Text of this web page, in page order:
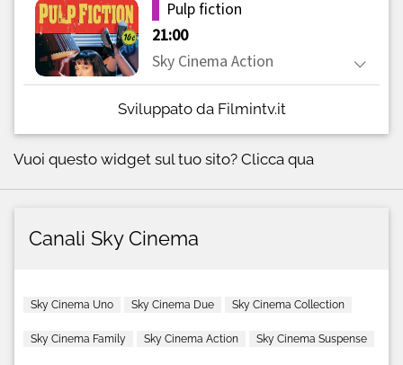
Sviluppato da Filmintv.it
Vuoi questo widget sul tuo sito? Clicca qua
Canali Sky Cinema
Sky Cinema Uno Sky Cinema Due Sky Cinema Collection
Sky Cinema Family Sky Cinema Action Sky Cinema Suspense